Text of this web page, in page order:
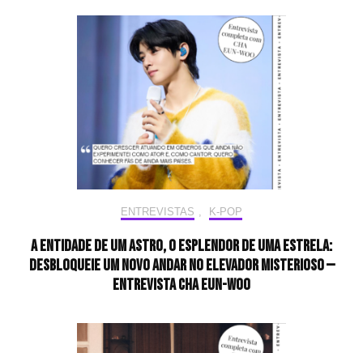
ENTREVISTAS , K-POP
A entidade de um astro, o esplendor de uma estrela:
desbloqueie um novo andar no elevador misterioso —
Entrevista CHA EUN-WOO